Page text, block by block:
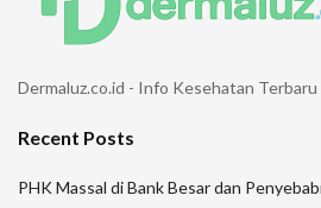
Dermaluz.co.id - Info Kesehatan Terbaru
Recent Posts
PHK Massal di Bank Besar dan